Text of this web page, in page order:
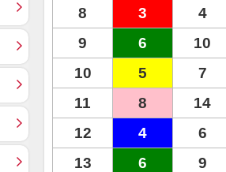
8
3 4
9
6 10
10
5 7
11
8 14
12
4 6
13
6 9